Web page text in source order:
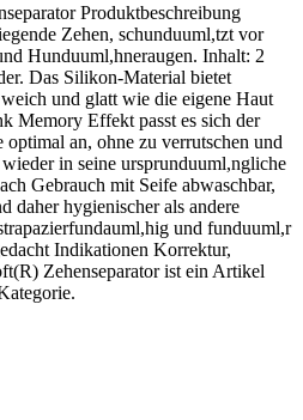
Produktbeschreibung
Zehen, schunduuml,tzt vor
Hunduuml,hneraugen. Inhalt: 2
Das Silikon-Material bietet
und glatt wie die eigene Haut
Memory Effekt passt es sich der
an, ohne zu verrutschen und
in seine ursprunduuml,ngliche
Gebrauch mit Seife abwaschbar,
daher hygienischer als andere
und funduuml,r
Indikationen Korrektur,
Zehenseparator ist ein Artikel